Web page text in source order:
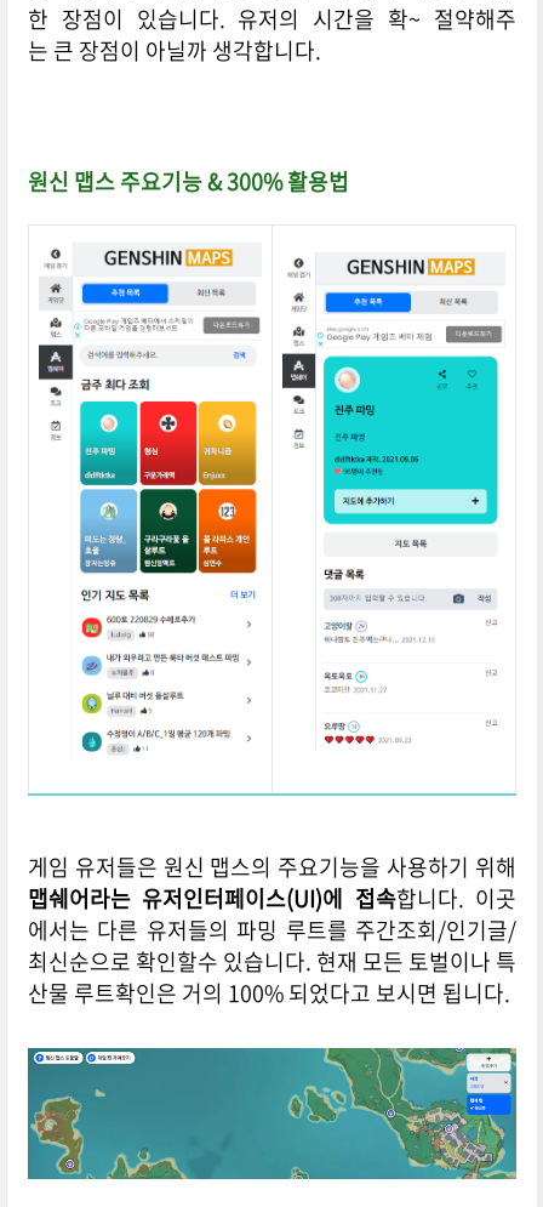
한 장점이 있습니다. 유저의 시간을 확~ 절약해주
는 큰 장점이 아닐까 생각합니다.
원신 맵스 주요기능 & 300% 활용법
게임 유저들은 원신 맵스의 주요기능을 사용하기 위해
맵쉐어라는 유저인터페이스(UI)에 접속합니다. 이곳
에서는 다른 유저들의 파밍 루트를 주간조회/인기글/
최신순으로 확인할수 있습니다. 현재 모든 토벌이나 특
산물 루트확인은 거의 100% 되었다고 보시면 됩니다.